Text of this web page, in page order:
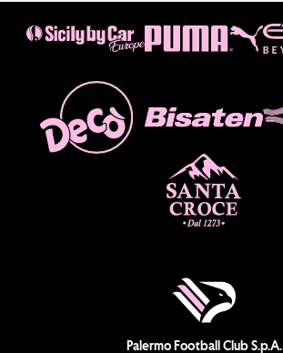
Palermo Football Club S.p.A.